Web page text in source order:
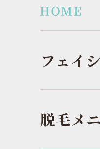
フェイ
脱毛メ